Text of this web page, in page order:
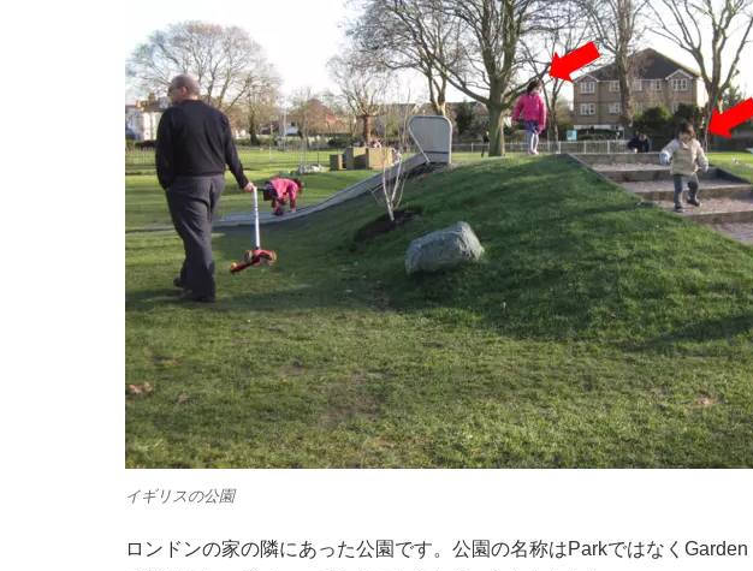
イギリスの公園
ロンドンの家の隣にあった公園です。公園の名称はParkではなく